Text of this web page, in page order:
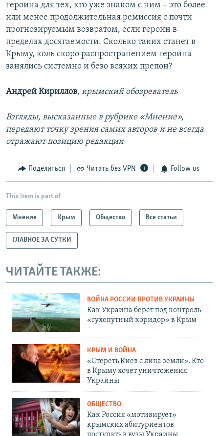
героина для тех, кто уже знаком с ним – это более
или менее продолжительная ремиссия с почти
прогнозируемым возвратом, если героин в
пределах досягаемости. Сколько таких станет в
Крыму, коль скоро распространением героина
занялись системно и безо всяких препон?
Андрей Кириллов, крымский обозреватель
Взгляды, высказанные в рубрике «Мнение»,
передают точку зрения самих авторов и не всегда
отражают позицию редакции
Поделиться Читать без VPN Follow us
This item is part of
Мнение Крым Общество Все статьи
ГЛАВНОЕ ЗА СУТКИ
ЧИТАЙТЕ ТАКЖЕ:
ВОЙНА РОССИИ ПРОТИВ УКРАИНЫ
Как Украина берет под контроль
«сухопутный коридор» в Крым
КРЫМ И ВОЙНА
«Стереть Киев с лица земли». Кто
в Крыму хочет уничтожения
Украины
ОБЩЕСТВО
Как Россия «мотивирует»
крымских абитуриентов